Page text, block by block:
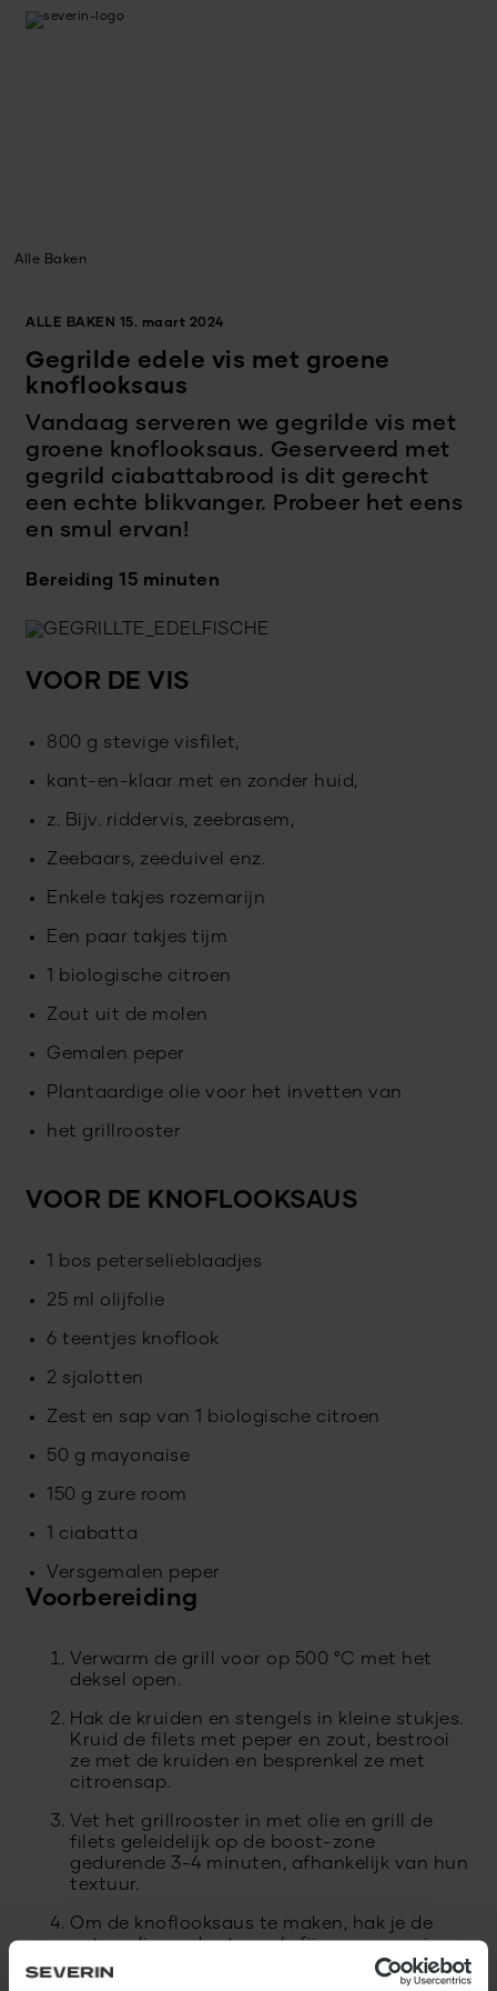
Alle Baken
ALLE BAKEN 15. maart 2024
Gegrilde edele vis met groene
knoflooksaus
Vandaag serveren we gegrilde vis met
groene knoflooksaus. Geserveerd met
gegrild ciabattabrood is dit gerecht
een echte blikvanger. Probeer het eens
en smul ervan!
Bereiding 15 minuten
VOOR DE VIS
800 g stevige visfilet,
kant-en-klaar met en zonder huid,
z. Bijv. riddervis, zeebrasem,
Zeebaars, zeeduivel enz.
Enkele takjes rozemarijn
Een paar takjes tijm
1 biologische citroen
Zout uit de molen
Gemalen peper
Plantaardige olie voor het invetten van
het grillrooster
VOOR DE KNOFLOOKSAUS
1 bos peterselieblaadjes
25 ml olijfolie
6 teentjes knoflook
2 sjalotten
Zest en sap van 1 biologische citroen
50 g mayonaise
150 g zure room
1 ciabatta
Versgemalen peper
Voorbereiding
Verwarm de grill voor op 500 °C met het
deksel open.
Hak de kruiden en stengels in kleine stukjes.
Kruid de filets met peper en zout, bestrooi
ze met de kruiden en besprenkel ze met
citroensap.
Vet het grillrooster in met olie en grill de
filets geleidelijk op de boost-zone
gedurende 3-4 minuten, afhankelijk van hun
textuur.
Om de knoflooksaus te maken, hak je de
peterselie en de stengels fijn en pureer je
heel fijn met olijfolie en een staafmixer. Pel